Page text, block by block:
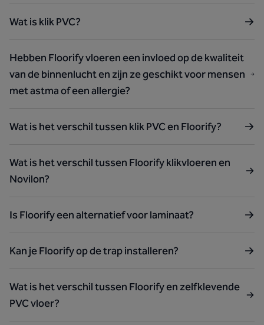
Wat is klik PVC?
Hebben Floorify vloeren een invloed op de kwaliteit
van de binnenlucht en zijn ze geschikt voor mensen
met astma of een allergie?
Wat is het verschil tussen klik PVC en Floorify?
Wat is het verschil tussen Floorify klikvloeren en
Novilon?
Is Floorify een alternatief voor laminaat?
Kan je Floorify op de trap installeren?
Wat is het verschil tussen Floorify en zelfklevende
PVC vloer?